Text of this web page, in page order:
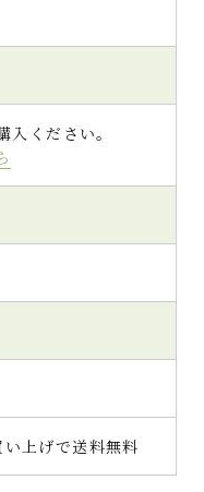
ください。
上げで送料無料